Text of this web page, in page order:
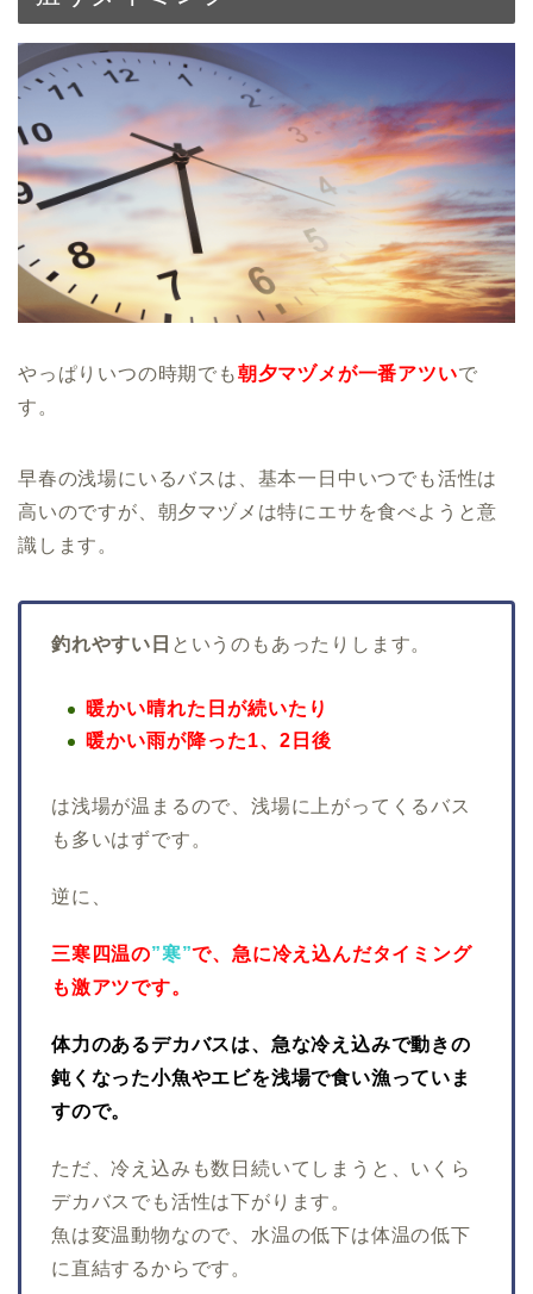
やっぱりいつの時期でも朝夕マヅメが一番アツいで
す。
早春の浅場にいるバスは、基本一日中いつでも活性は
高いのですが、朝夕マヅメは特にエサを食べようと意
識します。
釣れやすい日 というのもあったりします。
暖かい晴れた日が続いたり
暖かい雨が降った1、2日後
は浅場が温まるので、浅場に上がってくるバス
も多いはずです。
逆に、
三寒四温の”寒”で、急に冷え込んだタイミング
も激アツです。
体力のあるデカバスは、急な冷え込みで動きの
鈍くなった小魚やエビを浅場で食い漁っていま
すので。
ただ、冷え込みも数日続いてしまうと、いくら
デカバスでも活性は下がります。
魚は変温動物なので、水温の低下は体温の低下
に直結するからです。